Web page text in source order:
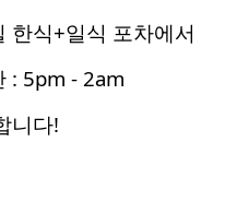
한식+일식 포차에서
: 5pm - 2am
니다!